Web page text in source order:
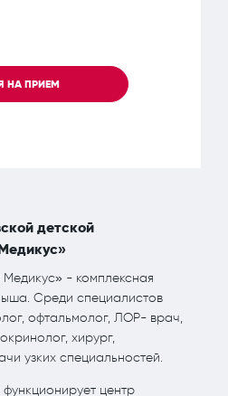
НА ПРИЕМ
детской
Медикус» - комплексная
Среди специалистов
офтальмолог, ЛОР- врач,
хирург,
узких специальностей.
центр